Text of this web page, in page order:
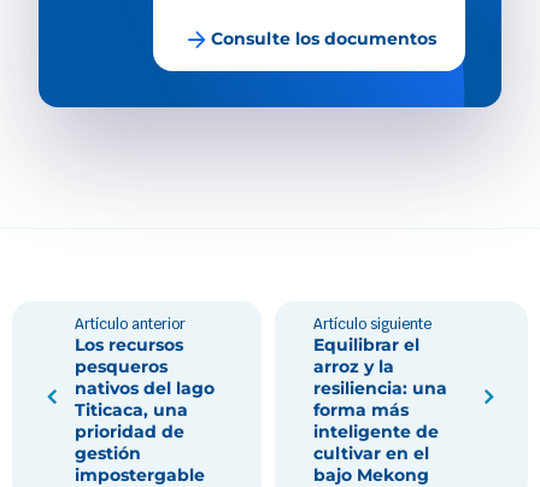
arrow_forward Consulte los documentos
Artículo anterior
Los recursos
pesqueros
nativos del lago
Titicaca, una
prioridad de
gestión
impostergable
Artículo siguiente
Equilibrar el
arroz y la
resiliencia: una
forma más
inteligente de
cultivar en el
bajo Mekong